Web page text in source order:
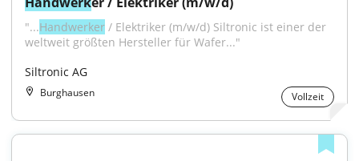
"...Handwerker / Elektriker (m/w/d) Siltronic ist einer der
weltweit größten Hersteller für Wafer..."
Siltronic AG
Burghausen Vollzeit